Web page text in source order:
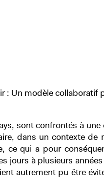
: Un modèle collaboratif
sont confrontés à
dans un contexte de
qui a pour
jours à plusieurs
autrement pu être